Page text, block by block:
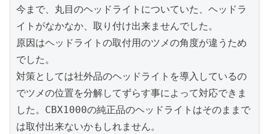
今まで、丸目のヘッドライトについていた、ヘッドラ
イトがなかなか、取り付け出来ませんでした。
原因はヘッドライトの取付用のツメの角度が違うため
でした。
対策としては社外品のヘッドライトを導入しているの
でツメの位置を分解してずらす事によって対応できま
した。CBX1000の純正品のヘッドライトはそのままで
は取付出来ないかもしれません。